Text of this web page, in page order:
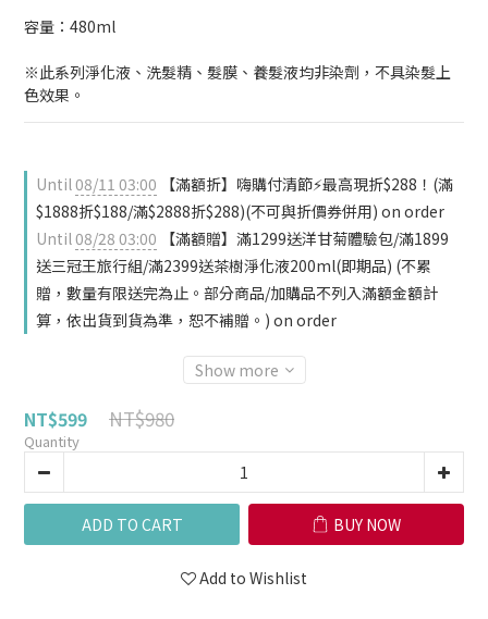
容量：480ml
※此系列淨化液、洗髮精、髮膜、養髮液均非染劑，不具染髮上
色效果。
Until08/11 03:00 【滿額折】嗨購付清節⚡最高現折$288！(滿
$1888折$188/滿$2888折$288)(不可與折價券併用) on order
Until08/28 03:00 【滿額贈】滿1299送洋甘菊體驗包/滿1899
送三冠王旅行組/滿2399送茶樹淨化液200ml(即期品) (不累
贈，數量有限送完為止。部分商品/加購品不列入滿額金額計
算，依出貨到貨為準，恕不補贈。) on order
Show more
NT$599 NT$980
Quantity
ADD TO CART BUY NOW
Add to Wishlist